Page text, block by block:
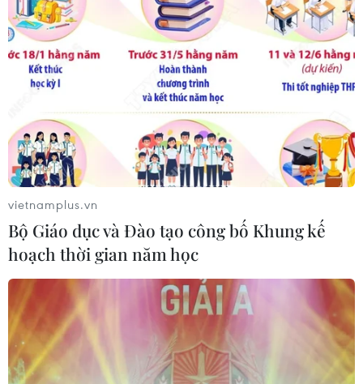
vietnamplus.vn
Bộ Giáo dục và Đào tạo công bố Khung kế
hoạch thời gian năm học